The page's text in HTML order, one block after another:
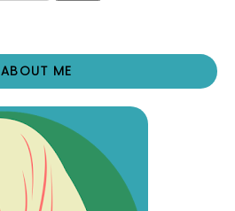
ABOUT ME